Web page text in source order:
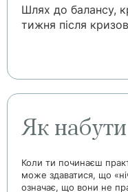
Шлях до балансу,
тижня після
Як
Коли ти починаєш
може здаватися, що
означає, що вони не